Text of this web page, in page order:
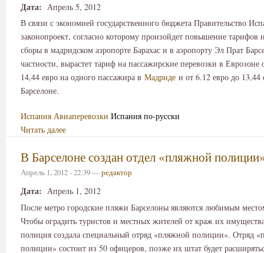
Дата: Апрель 5, 2012
В связи с экономией государственного бюджета Правительство
законопроект, согласно которому произойдет повышение тарифов
сборы в мадридском аэропорте Барахас и в аэропорту Эл Прат
частности, вырастет тариф на пассажирские перевозки в Еврозоне
14,44 евро на одного пассажира в Мадриде и от 6.12 евро до 13,44
Барселоне.
Испания Авиаперевозки Испания по-русски
Читать далее
В Барселоне создан отдел «пляжной
Апрель 1, 2012 - 22:39 —редактор
Дата: Апрель 1, 2012
После метро городские пляжи Барселоны являются любимым
Чтобы оградить туристов и местных жителей от краж их
полиция создала специальный отряд «пляжной полиции». Отряд
полиции» состоит из 50 офицеров, позже их штат будет